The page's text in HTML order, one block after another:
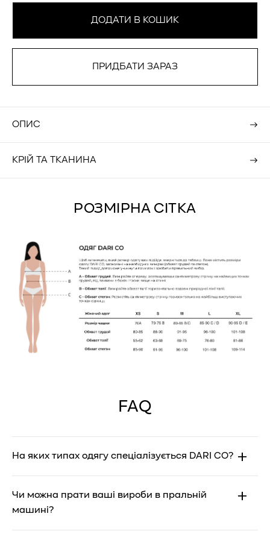
ДОДАТИ В КОШИК
BUY IT NOW
ОПИС
КРІЙ ТА ТКАНИНА
РОЗМІРНА СІТКА
FAQ
На яких типах одягу спеціалізується DARI CO?
з довгими рукавами, кроп-топах та облягаючих
речах, що підкреслюють вашу впевненість та
стиль.
Чи можна прати ваші вироби в пральній
машині?